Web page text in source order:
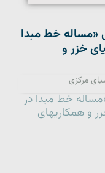
خط مبدا
خزر و
مرکزی
خط مبدا در
و همکاریهای